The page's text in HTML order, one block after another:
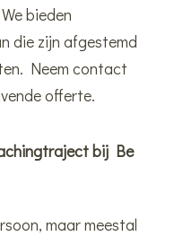
bieden
die zijn afgestemd
Neem contact
offerte.
bij Be
maar meestal